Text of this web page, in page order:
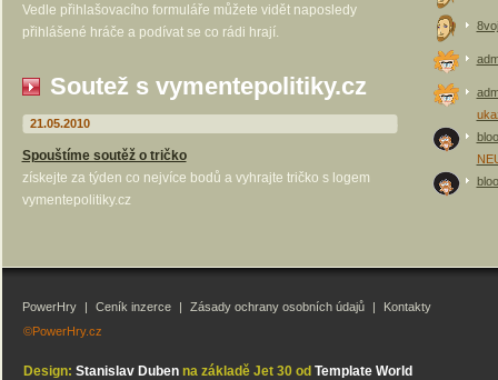
Vedle přihlašovacího formuláře můžete vidět naposledy
přihlášené hráče a podívat se co rádi hrají.
Soutež s vymentepolitiky.cz
21.05.2010
Spouštíme soutěž o tričko
získejte za týden co nejvíce bodů a vyhrajte tričko s logem
vymentepolitiky.cz
PowerHry | Ceník inzerce | Zásady ochrany osobních údajů |
Kontakty
©PowerHry.cz
Design: Stanislav Dubenna základě Jet 30 od Template World